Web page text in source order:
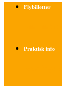
Flybilletter
Praktisk info